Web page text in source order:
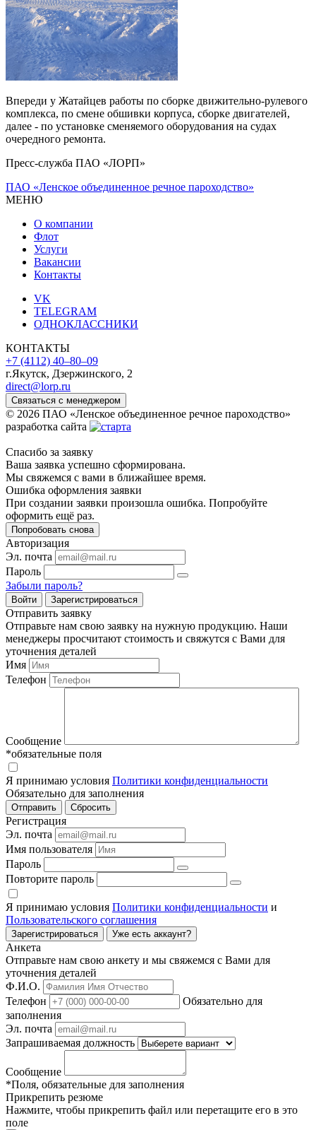
Впереди у Жатайцев работы по сборке движительно-рулевого
комплекса, по смене обшивки корпуса, сборке двигателей,
далее - по установке сменяемого оборудования на судах
очередного ремонта.
Пресс-служба ПАО «ЛОРП»
ПАО «Ленское объединенное речное пароходство»
МЕНЮ
О компании
Флот
Услуги
Вакансии
Контакты
VK
TELEGRAM
ОДНОКЛАССНИКИ
КОНТАКТЫ
+7 (4112) 40‒80‒09
г.Якутск, Дзержинского, 2
direct@lorp.ru
Связаться с менеджером
© 2026 ПАО «Ленское объединенное речное пароходство»
разработка сайта
Спасибо за заявку
Ваша заявка успешно сформирована.
Мы свяжемся с вами в ближайшее время.
Ошибка оформления заявки
При создании заявки произошла ошибка. Попробуйте
оформить ещё раз.
Попробовать снова
Авторизация
Эл. почта
Пароль
Забыли пароль?
Войти Зарегистрироваться
Отправить заявку
Отправьте нам свою заявку на нужную продукцию. Наши
менеджеры просчитают стоимость и свяжутся с Вами для
уточнения деталей
Имя
Телефон
Сообщение
*обязательные поля
Я принимаю условия Политики конфиденциальности
Обязательно для заполнения
Регистрация
Эл. почта
Имя пользователя
Пароль
Повторите пароль
Я принимаю условия Политики конфиденциальности и
Пользовательского соглашения
Зарегистрироваться Уже есть аккаунт?
Анкета
Отправьте нам свою анкету и мы свяжемся с Вами для
уточнения деталей
Ф.И.О.
Телефон
Обязательно для
заполнения
Эл. почта
Запрашиваемая должность
Сообщение
*Поля, обязательные для заполнения
Прикрепить резюме
Нажмите, чтобы прикрепить файл или перетащите его в это
поле